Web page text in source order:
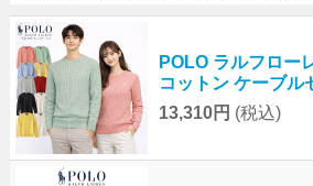
POLO ラルフロー
コットン ケーブル
13,310円 (税込)